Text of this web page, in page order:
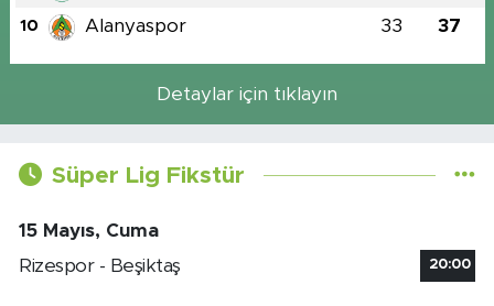
10 Alanyaspor 33 37
Detaylar için tıklayın
Süper Lig Fikstür
15 Mayıs, Cuma
Rizespor - Beşiktaş
20:00